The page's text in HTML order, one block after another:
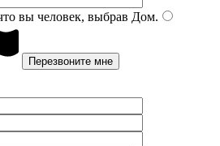
вы человек, выбрав Дом.